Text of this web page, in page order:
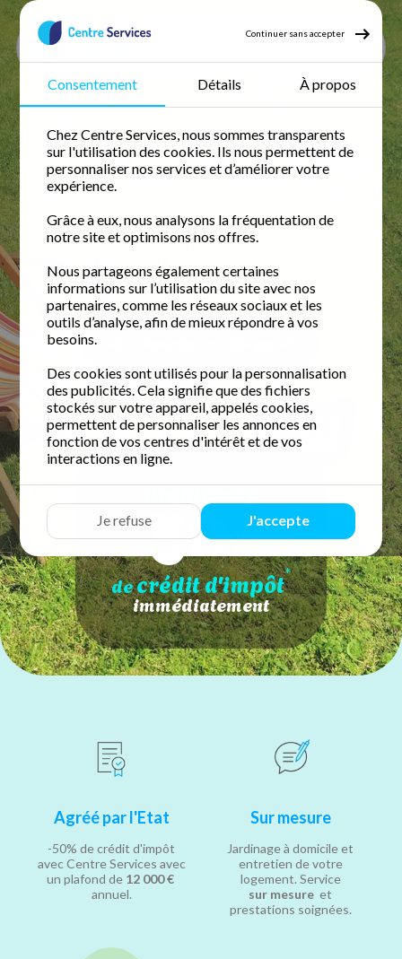
Continuer sans accepter
Consentement Détails À propos
Chez Centre Services, nous sommes transparents
sur l'utilisation des cookies. Ils nous permettent de
personnaliser nos services et d’améliorer votre
expérience.
Grâce à eux, nous analysons la fréquentation de
notre site et optimisons nos offres.
Nous partageons également certaines
informations sur l’utilisation du site avec nos
partenaires, comme les réseaux sociaux et les
outils d’analyse, afin de mieux répondre à vos
besoins.
Des cookies sont utilisés pour la personnalisation
des publicités. Cela signifie que des fichiers
stockés sur votre appareil, appelés cookies,
permettent de personnaliser les annonces en
fonction de vos centres d'intérêt et de vos
interactions en ligne.
Je refuse J'accepte
Jardinage à domicile en
Haute-Vienne
Retrouvez votre temps libre avec une femme de
ménage fiable et expérimentée. Profitez de
de crédit d'impôt immédiatpour un domicile
impeccable.
Profitez de
50%
decrédit d'impôt*
immédiatement
Agréé par l'Etat
-50% de crédit d'impôt
avec Centre Services avec
un plafond de 12 000 €
annuel.
Sur mesure
Jardinage à domicile et
entretien de votre
logement. Service
sur mesure et
prestations soignées.